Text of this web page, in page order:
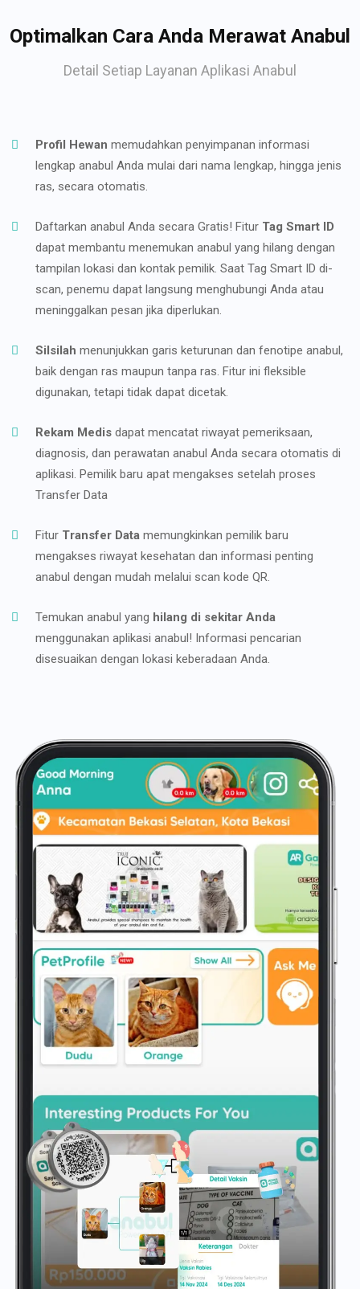
Optimalkan Cara Anda Merawat Anabul
Detail Setiap Layanan Aplikasi Anabul
Profil Hewan memudahkan penyimpanan informasi
lengkap anabul Anda mulai dari nama lengkap, hingga jenis
ras, secara otomatis.
Daftarkan anabul Anda secara Gratis! Fitur Tag Smart ID
dapat membantu menemukan anabul yang hilang dengan
tampilan lokasi dan kontak pemilik. Saat Tag Smart ID di-
scan, penemu dapat langsung menghubungi Anda atau
meninggalkan pesan jika diperlukan.
Silsilah menunjukkan garis keturunan dan fenotipe anabul,
baik dengan ras maupun tanpa ras. Fitur ini fleksible
digunakan, tetapi tidak dapat dicetak.
Rekam Medis dapat mencatat riwayat pemeriksaan,
diagnosis, dan perawatan anabul Anda secara otomatis di
aplikasi. Pemilik baru apat mengakses setelah proses
Transfer Data
Fitur Transfer Data memungkinkan pemilik baru
mengakses riwayat kesehatan dan informasi penting
anabul dengan mudah melalui scan kode QR.
Temukan anabul yang hilang di sekitar Anda
menggunakan aplikasi anabul! Informasi pencarian
disesuaikan dengan lokasi keberadaan Anda.